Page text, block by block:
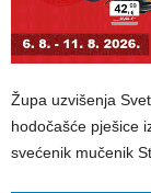
Župa uzvišenja
hodočašće pješice
svećenik mučenik